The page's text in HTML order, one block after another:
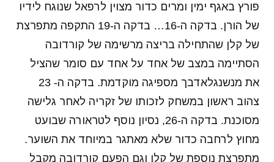
פורץ באגף ימין ומרים כדור מצוין לרפאל שנוגח לידיו
של הורן. בדקה ה-16… בדקה ה-19 התקפה מתפרצת
של קלן שהתחילה בריצה מרשימה של קורדובה
הסתיימה במצב של אחד על אחד עם סומר שהציל
את מנשנגלאדבך מספיגה מוקדמת. בדקה ה- 23
צהוב ראשון במשחק לזכותו של זקריה לאחר גלישה
מסוכנת. בדקה ה-26, נסיון נוסף לטראורה שבועט
מחוץ לרחבה כדור שלא מאתגר במיוחד את השוער.
מתפרצת נוספת של קלן וגם הפעם קורדובה מקבל